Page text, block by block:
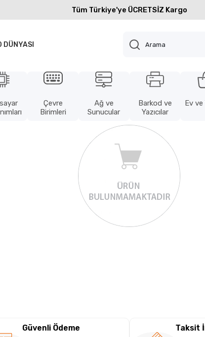
Tüm Türkiye'ye ÜCRETSİZ Kargo
DÜNYASI
Çevre
Birimleri
Ağ ve
Sunucular
Barkod ve
Yazıcılar
Ev ve
Güvenli Ödeme Taksit